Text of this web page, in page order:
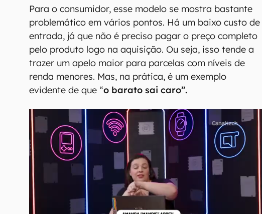
Para o consumidor, esse modelo se mostra bastante
problemático em vários pontos. Há um baixo custo de
entrada, já que não é preciso pagar o preço completo
pelo produto logo na aquisição. Ou seja, isso tende a
trazer um apelo maior para parcelas com níveis de
renda menores. Mas, na prática, é um exemplo
evidente de que “o barato sai caro”.